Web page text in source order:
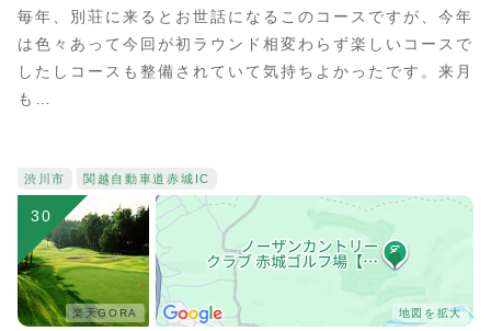
毎年、別荘に来るとお世話になるこのコースですが、今年
は色々あって今回が初ラウンド相変わらず楽しいコースで
したしコースも整備されていて気持ちよかったです。来月
も…
渋川市 関越自動車道赤城IC
30
楽天GORA 地図を拡大